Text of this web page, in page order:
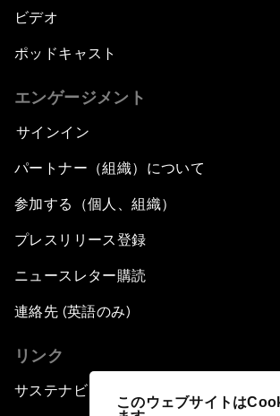
このウェブサイトは
ビデオ
ポッドキャスト
エンゲージメント
サインイン
パートナー（組織）について
参加する（個人、組織）
プレスリリース登録
ニュースレター購読
連絡先 (英語のみ)
リンク
サステナビリティへの取り組み